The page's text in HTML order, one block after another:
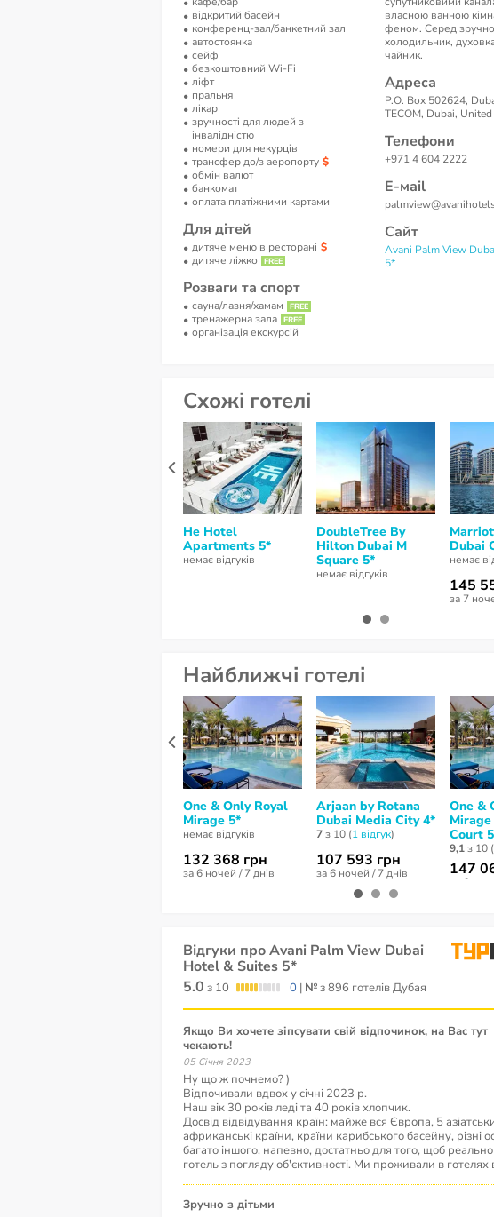
відкритий басейн
конференц-зал/банкетний зал
автостоянка
сейф
безкоштовний Wi-Fi
ліфт
пральня
лікар
зручності для людей з
інвалідністю
номери для некурців
трансфер до/з аеропорту
обмін валют
банкомат
оплата платіжними картами
Для дітей
дитяче меню в ресторані
дитяче ліжко
Розваги та спорт
сауна/лазня/хамам
тренажерна зала
організація екскурсій
власною ванною
феном. Серед
холодильник,
чайник.
Адреса
P.O. Box 502624,
TECOM, Dubai,
Телефони
+971 4 604 2222
Е-маil
Сайт
Avani Palm View
5*
Схожі готелі
He Hotel
Apartments 5*
немає відгуків
DoubleTree By
Hilton Dubai M
Square 5*
немає відгуків
Dubai
немає
145
за 7
Найближчі готелі
One & Only Royal
Mirage 5*
немає відгуків
132 368 грн
за 6 ночей / 7 днів
Arjaan by Rotana
Dubai Media City 4*
7з 10 (1 відгук)
107 593 грн
за 6 ночей / 7 днів
One &
Court
9,1з 10 (
147
за 6
Відгуки про Avani Palm View Dubai
Hotel & Suites 5*
5.0 з 10 0 | №з 896 готелів Дубая
Якщо Ви хочете зіпсувати свій відпочинок, на Вас тут
чекають!
05 Січня 2023
Ну що ж почнемо? )
Відпочивали вдвох у січні 2023 р.
Наш вік 30 років леді та 40 років хлопчик.
Досвід відвідування країн: майже вся Європа, 5
африканські країни, країни карибського басейну, різні
багато іншого, напевно, достатньо для того, щоб
готель з погляду об'єктивності. Ми проживали в готелях
Зручно з дітьми